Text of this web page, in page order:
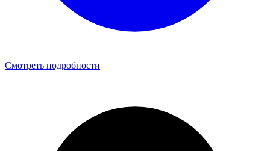
Смотреть подробности